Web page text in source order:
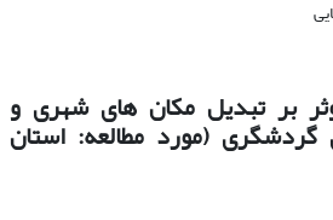
بر تبدیل مکان های شهری و
گردشگری (مورد مطالعه: استان